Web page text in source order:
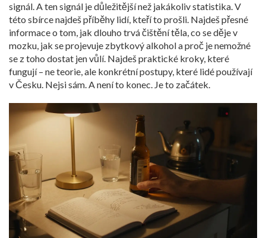
signál. A ten signál je důležitější než jakákoliv statistika. V
této sbírce najdeš příběhy lidí, kteří to prošli. Najdeš přesné
informace o tom, jak dlouho trvá čištění těla, co se děje v
mozku, jak se projevuje zbytkový alkohol a proč je nemožné
se z toho dostat jen vůlí. Najdeš praktické kroky, které
fungují – ne teorie, ale konkrétní postupy, které lidé používají
v Česku. Nejsi sám. A není to konec. Je to začátek.